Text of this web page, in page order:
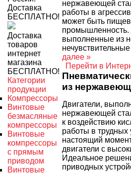
Доставка
БЕСПЛАТНО!
Доставка
товаров
интернет
магазина
БЕСПЛАТНО!
Категории
продукции
Компрессоры
Винтовые
безмасляные
компрессоры
Винтовые
компрессоры
с прямым
приводом
Винтовые
нержавеющей
работы в
может быть
промышленность.
выполненные из
далее »
Перейти в
из
Двигатели,
нержавеющей
к воздействию
работы в трудных
настоящий
двигатели с
Идеальное
приводных